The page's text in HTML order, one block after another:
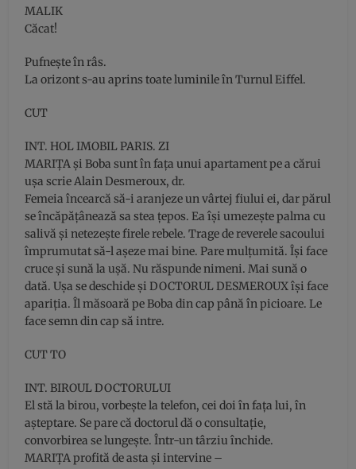
MALIK
Căcat!
Pufneşte în râs.
La orizont s-au aprins toate luminile în Turnul Eiffel.
CUT
INT. HOL IMOBIL PARIS. ZI
MARIŢA şi Boba sunt în faţa unui apartament pe a cărui
uşa scrie Alain Desmeroux, dr.
Femeia încearcă să-i aranjeze un vârtej fiului ei, dar părul
se încăpăţânează sa stea ţepos. Ea îşi umezeşte palma cu
salivă şi netezeşte firele rebele. Trage de reverele sacoului
împrumutat să-l aşeze mai bine. Pare mulţumită. Îşi face
cruce şi sună la uşă. Nu răspunde nimeni. Mai sună o
dată. Uşa se deschide şi DOCTORUL DESMEROUX îşi face
apariţia. Îl măsoară pe Boba din cap până în picioare. Le
face semn din cap să intre.
CUT TO
INT. BIROUL DOCTORULUI
El stă la birou, vorbeşte la telefon, cei doi în faţa lui, în
aşteptare. Se pare că doctorul dă o consultaţie,
convorbirea se lungeşte. Într-un târziu închide.
MARIŢA profită de asta şi intervine –